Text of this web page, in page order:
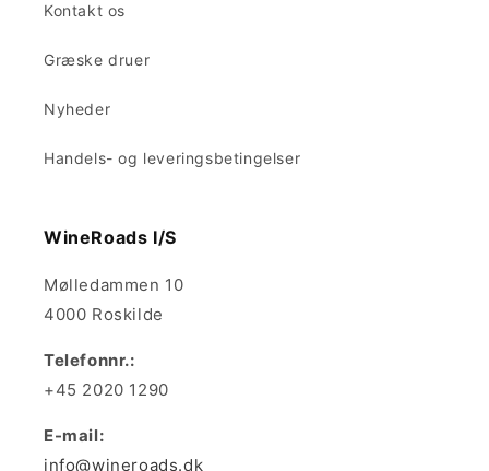
Kontakt os
Græske druer
Nyheder
Handels- og leveringsbetingelser
WineRoads I/S
Mølledammen 10
4000 Roskilde
Telefonnr.:
+45 2020 1290
E-mail:
info@wineroads.dk